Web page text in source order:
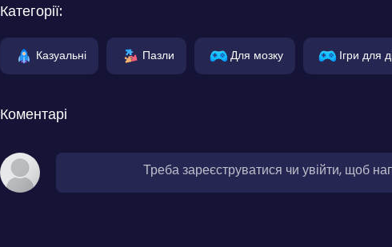
Категорії:
Казуальні Пазли Для мозку Ігри для
Коментарі
Треба зареєструватися чи увійти, щоб